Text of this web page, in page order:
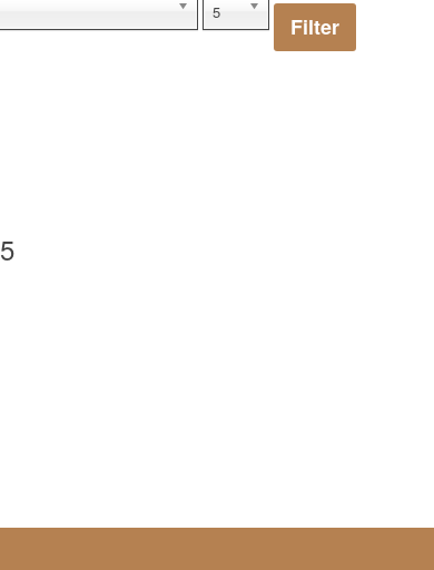
5
Filter